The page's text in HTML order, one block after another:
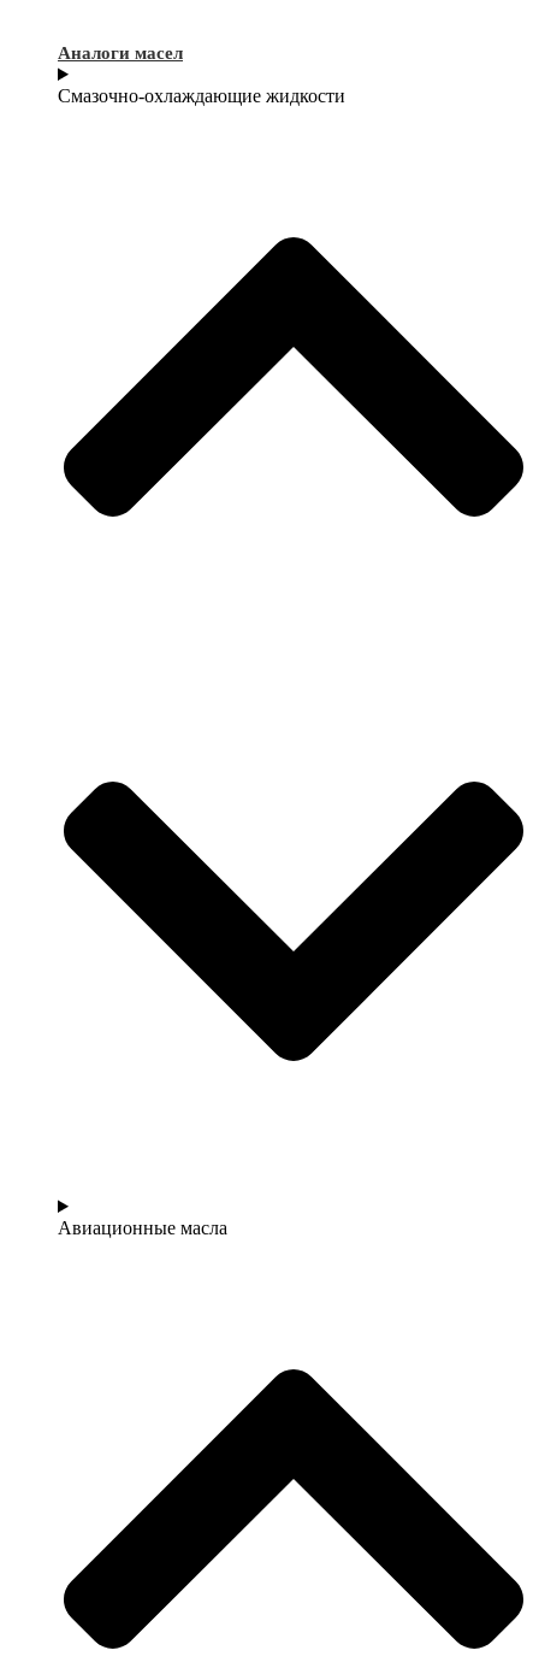
Аналоги масел
Смазочно-охлаждающие жидкости
Авиационные масла